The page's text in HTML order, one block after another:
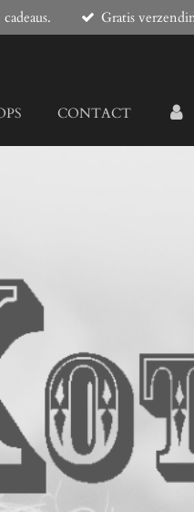
Gratis
CONTACT